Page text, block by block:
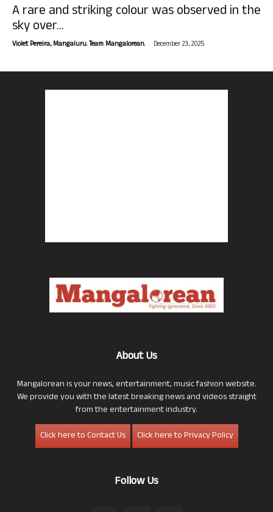
A rare and striking colour was observed in the
sky over...
Violet Pereira, Mangaluru. Team Mangalorean. - December 23, 2025
About Us
Mangalorean is your news, entertainment, music fashion website.
We provide you with the latest breaking news and videos straight
from the entertainment industry.
Click here to Contact Us
Click here to Privacy Policy
Follow Us